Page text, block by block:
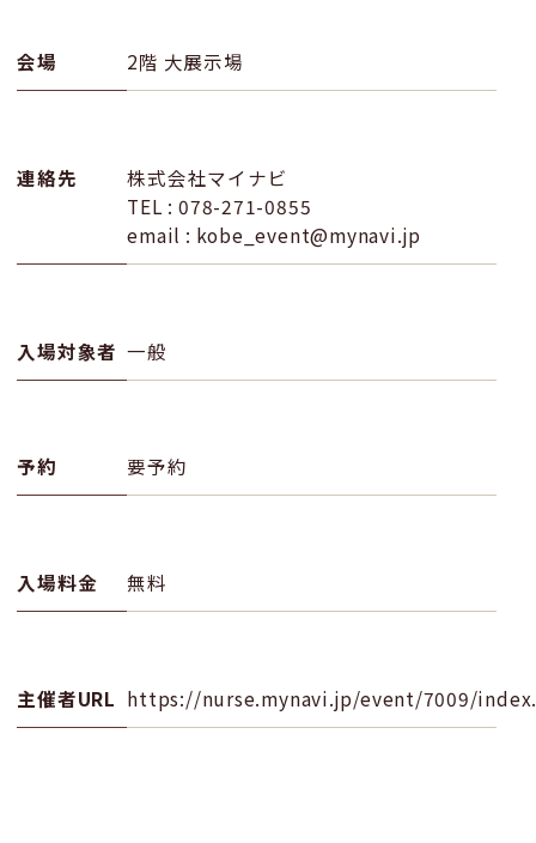
会場 2階 大展示場
連絡先
株式会社マイナビ
TEL : 078-271-0855
email : kobe_event@mynavi.jp
入場対象者 一般
予約 要予約
入場料金 無料
主催者URL https://nurse.mynavi.jp/event/7009/